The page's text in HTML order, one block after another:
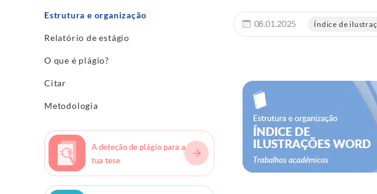
Estrutura e organização
Relatório de estágio
O que é plágio?
Citar
Metodologia
A deteção de plágio para a
tua tese
08.01.2025 Índice de